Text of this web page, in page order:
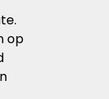
op